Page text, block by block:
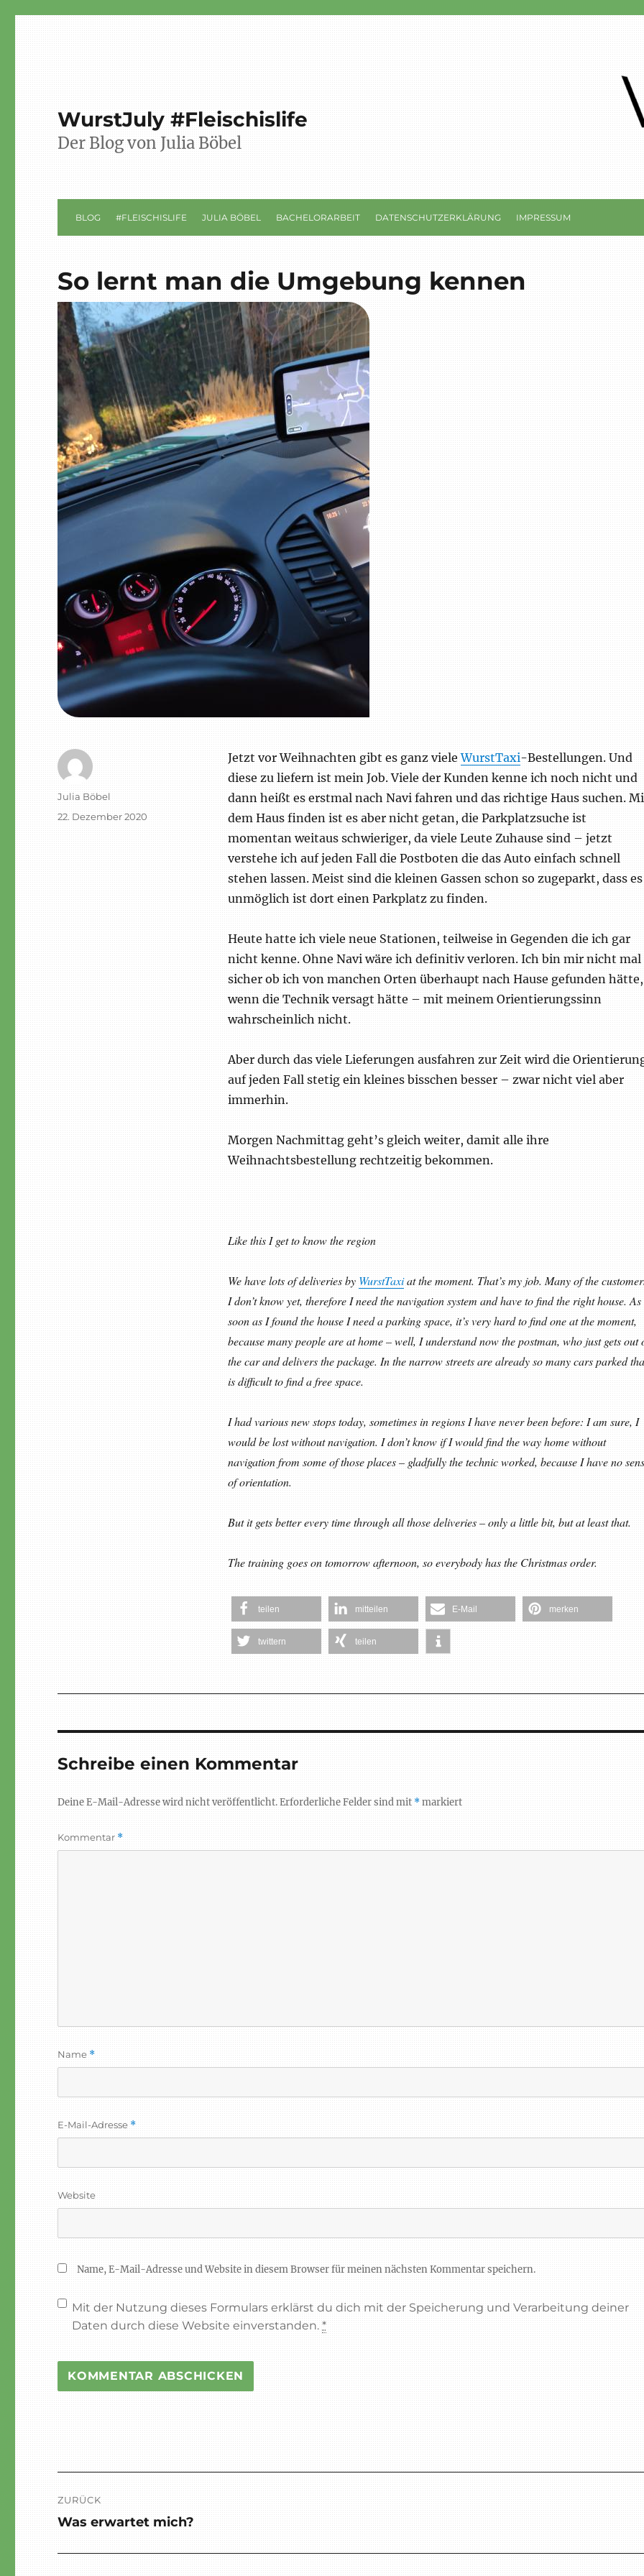
WurstJuly #Fleischislife
Der Blog von Julia Böbel
BLOG #FLEISCHISLIFE JULIA BÖBEL BACHELORARBEIT DATENSCHUTZERKLÄRUNG IMPRESSUM
So lernt man die Umgebung kennen
Jetzt vor Weihnachten gibt es ganz vieleWurstTaxi-Bestellungen. Und
diese zu liefern ist mein Job. Viele der Kunden kenne ich noch nicht und
dann heißt es erstmal nach Navi fahren und das richtige Haus suchen.
dem Haus finden ist es aber nicht getan, die Parkplatzsuche ist
momentan weitaus schwieriger, da viele Leute Zuhause sind – jetzt
verstehe ich auf jeden Fall die Postboten die das Auto einfach schnell
stehen lassen. Meist sind die kleinen Gassen schon so zugeparkt, dass es
unmöglich ist dort einen Parkplatz zu finden.
Heute hatte ich viele neue Stationen, teilweise in Gegenden die ich gar
nicht kenne. Ohne Navi wäre ich definitiv verloren. Ich bin mir nicht mal
sicher ob ich von manchen Orten überhaupt nach Hause gefunden hätte,
wenn die Technik versagt hätte – mit meinem Orientierungssinn
wahrscheinlich nicht.
Aber durch das viele Lieferungen ausfahren zur Zeit wird die
auf jeden Fall stetig ein kleines bisschen besser – zwar nicht viel aber
immerhin.
Morgen Nachmittag geht’s gleich weiter, damit alle ihre
Weihnachtsbestellung rechtzeitig bekommen.
Like this I get to know the region
We have lots of deliveries by WurstTaxiat the moment. That’s my job. Many of the
I don’t know yet, therefore I need the navigation system and have to find the right house. As
soon as I found the house I need a parking space, it’s very hard to find one at the moment,
because many people are at home – well, I understand now the postman, who just gets out
the car and delivers the package. In the narrow streets are already so many cars parked
is difficult to find a free space.
I had various new stops today, sometimes in regions I have never been before: I am sure, I
would be lost without navigation. I don’t know if I would find the way home without
navigation from some of those places – gladfully the technic worked, because I have no
of orientation.
But it gets better every time through all those deliveries – only a little bit, but at least that.
The training goes on tomorrow afternoon, so everybody has the Christmas order.
teilen mitteilen E-Mail merken
twittern teilen
Autor
Julia Böbel
Veröffentlicht
22. Dezember 2020
Schreibe einen Kommentar
Deine E-Mail-Adresse wird nicht veröffentlicht.Erforderliche Felder sind mit *markiert
Kommentar *
Name *
E-Mail-Adresse *
Website
Name, E-Mail-Adresse und Website in diesem Browser für meinen nächsten Kommentar speichern.
Mit der Nutzung dieses Formulars erklärst du dich mit der Speicherung und Verarbeitung deiner
Daten durch diese Website einverstanden.*
ZURÜCK
Vorheriger
Was erwartet mich?